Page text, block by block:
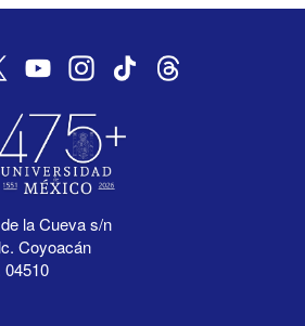
la Cueva s/n
Coyoacán
04510